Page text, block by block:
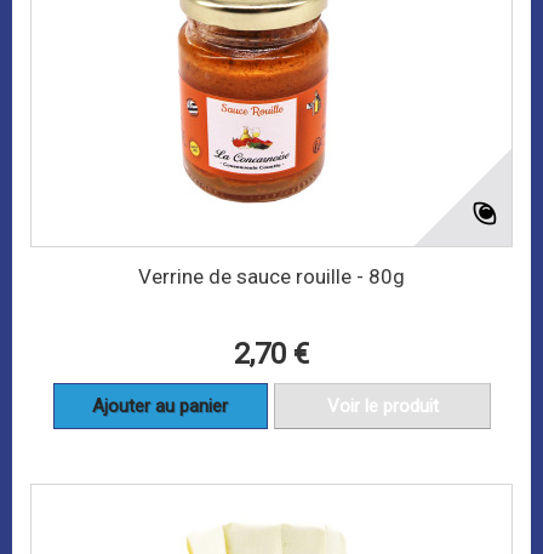
Verrine de sauce rouille - 80g
2,70 €
Ajouter au panier Voir le produit